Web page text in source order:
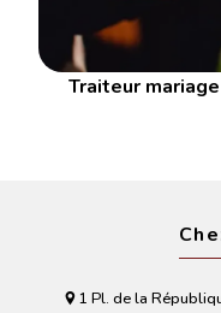
Traiteur mariage
1 Pl. de la